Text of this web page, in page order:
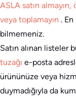
ASLA satın almayın,
veya toplamayın . En
bilmemeniz.
Satın alınan listeler
tuzağı e-posta
ürününüze veya
duymadığıyla da